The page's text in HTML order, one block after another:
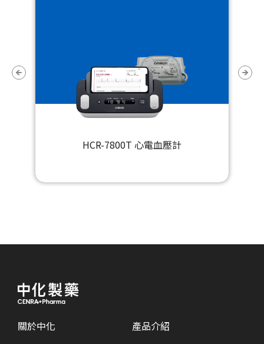
HEM-7600T藍牙手臂式血壓計
關於中化
產品介紹